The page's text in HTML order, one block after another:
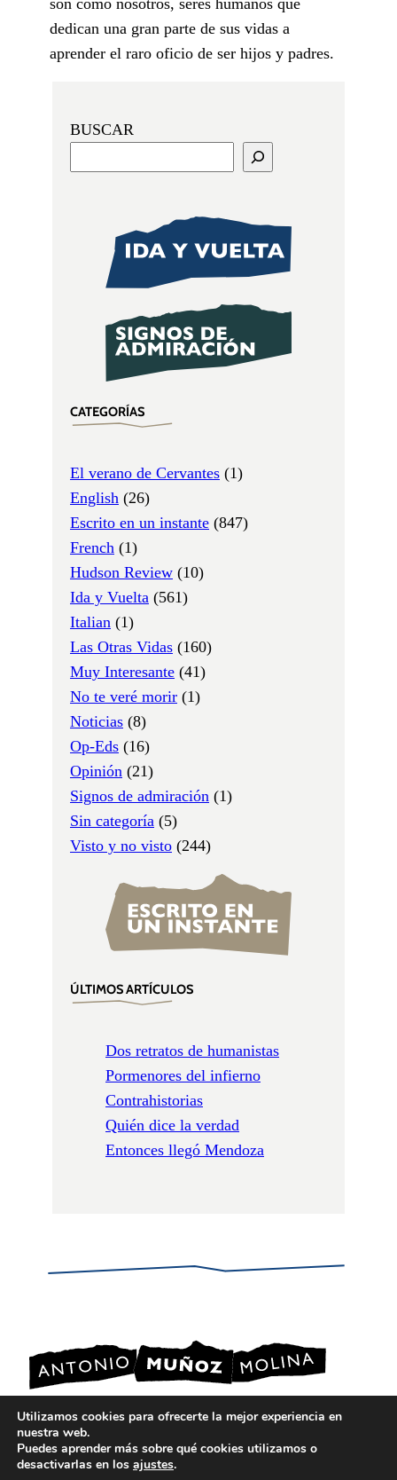
dedican una gran parte de sus vidas a
aprender el raro oficio de ser hijos y padres.
BUSCAR
CATEGORÍAS
El verano de Cervantes (1)
English (26)
Escrito en un instante (847)
French (1)
Hudson Review (10)
Ida y Vuelta (561)
Italian (1)
Las Otras Vidas (160)
Muy Interesante (41)
No te veré morir (1)
Noticias (8)
Op-Eds (16)
Opinión (21)
Signos de admiración (1)
Sin categoría (5)
Visto y no visto (244)
ÚLTIMOS ARTÍCULOS
Dos retratos de humanistas
Pormenores del infierno
Contrahistorias
Quién dice la verdad
Entonces llegó Mendoza
POLÍTICA DE COOKIES
AVISO LEGAL
Utilizamos cookies para ofrecerte la mejor experiencia en
nuestra web.
Puedes aprender más sobre qué cookies utilizamos o
desactivarlas en los ajustes.